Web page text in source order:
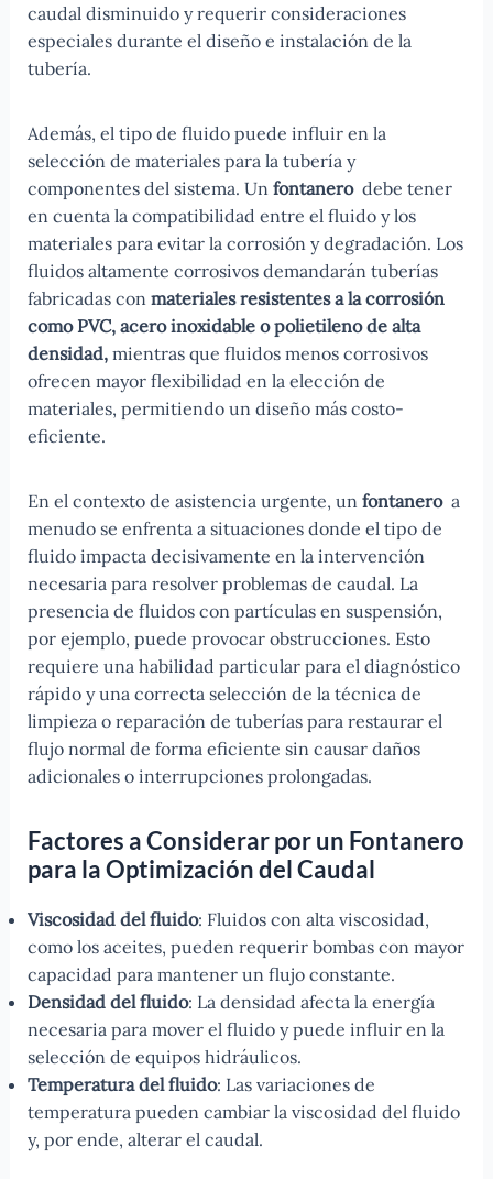
caudal disminuido y requerir consideraciones
especiales durante el diseño e instalación de la
tubería.
Además, el tipo de fluido puede influir en la
selección de materiales para la tubería y
componentes del sistema. Un fontanero debe tener
en cuenta la compatibilidad entre el fluido y los
materiales para evitar la corrosión y degradación. Los
fluidos altamente corrosivos demandarán tuberías
fabricadas con materiales resistentes a la corrosión
como PVC, acero inoxidable o polietileno de alta
densidad,mientras que fluidos menos corrosivos
ofrecen mayor flexibilidad en la elección de
materiales, permitiendo un diseño más costo-
eficiente.
En el contexto de asistencia urgente, un fontanero a
menudo se enfrenta a situaciones donde el tipo de
fluido impacta decisivamente en la intervención
necesaria para resolver problemas de caudal. La
presencia de fluidos con partículas en suspensión,
por ejemplo, puede provocar obstrucciones. Esto
requiere una habilidad particular para el diagnóstico
rápido y una correcta selección de la técnica de
limpieza o reparación de tuberías para restaurar el
flujo normal de forma eficiente sin causar daños
adicionales o interrupciones prolongadas.
Factores a Considerar por un Fontanero
para la Optimización del Caudal
Viscosidad del fluido: Fluidos con alta viscosidad,
como los aceites, pueden requerir bombas con mayor
capacidad para mantener un flujo constante.
Densidad del fluido: La densidad afecta la energía
necesaria para mover el fluido y puede influir en la
selección de equipos hidráulicos.
Temperatura del fluido: Las variaciones de
temperatura pueden cambiar la viscosidad del fluido
y, por ende, alterar el caudal.